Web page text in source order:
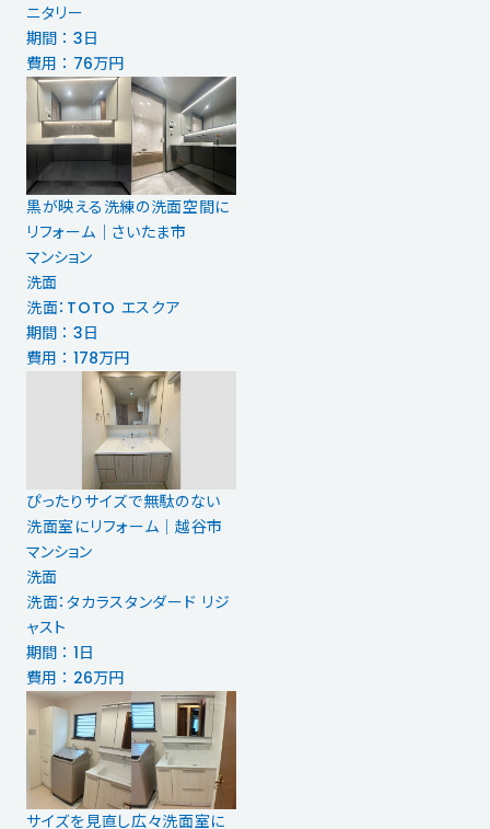
ニタリー
期間 ： 3日
費用 ： 76万円
黒が映える洗練の洗面空間に
リフォーム｜さいたま市
マンション
洗面
洗面：TOTO エスクア
期間 ： 3日
費用 ： 178万円
ぴったりサイズで無駄のない
洗面室にリフォーム｜越谷市
マンション
洗面
洗面：タカラスタンダード リジ
ャスト
期間 ： 1日
費用 ： 26万円
サイズを見直し広々洗面室に